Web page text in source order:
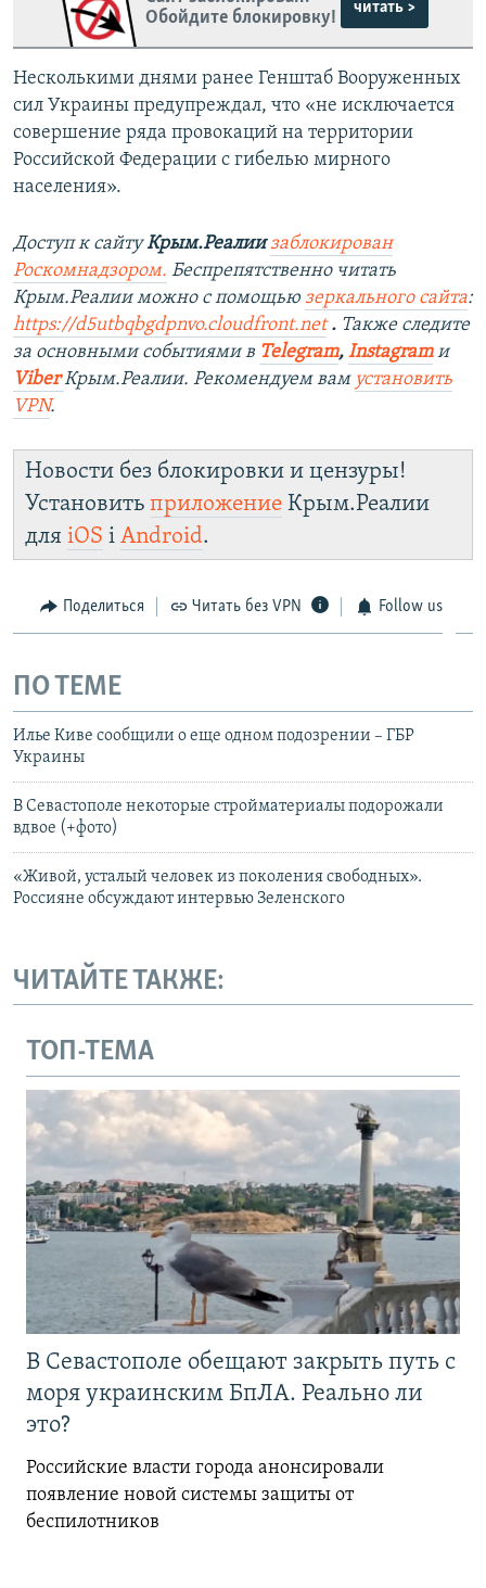
Обойдите блокировку!
читать >
Несколькими днями ранее Генштаб Вооруженных
сил Украины предупреждал, что «не исключается
совершение ряда провокаций на территории
Российской Федерации с гибелью мирного
населения».
Доступ к сайтуКрым.Реалии заблокирован
Роскомнадзором. Беспрепятственно читать
Крым.Реалии можно с помощью зеркального сайта:
https://d5utbqbgdpnvo.cloudfront.net . Также следите
за основными событиями в Telegram, Instagramи
ViberКрым.Реалии. Рекомендуем вам установить
VPN.
Новости без блокировки и цензуры!
Установить приложение Крым.Реалии
для iOS і Android.
Поделиться Читать без VPN Follow us
ПО ТЕМЕ
Илье Киве сообщили о еще одном подозрении – ГБР
Украины
В Севастополе некоторые стройматериалы подорожали
вдвое (+фото)
«Живой, усталый человек из поколения свободных».
Россияне обсуждают интервью Зеленского
ЧИТАЙТЕ ТАКЖЕ:
ТОП-ТЕМА
В Севастополе обещают закрыть путь с
моря украинским БпЛА. Реально ли
это?
Российские власти города анонсировали
появление новой системы защиты от
беспилотников